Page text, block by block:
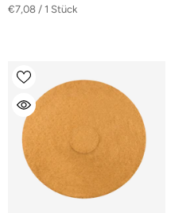
€7,08 / 1 Stück